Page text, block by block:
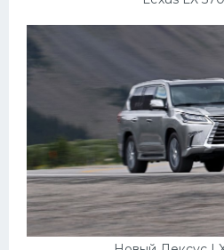
Сузуки
Мерседес
Фольксваген
Лексус
Дэу
Скания
Форд